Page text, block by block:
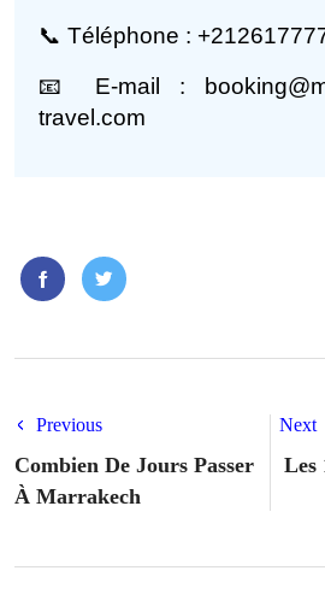
📞 Téléphone :
📧 E-mail :
travel.com
Previous
Combien De Jours Passer
À Marrakech
Next
Les